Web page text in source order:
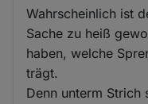
Wahrscheinlich ist
Sache zu heiß
haben, welche
trägt.
Denn unterm